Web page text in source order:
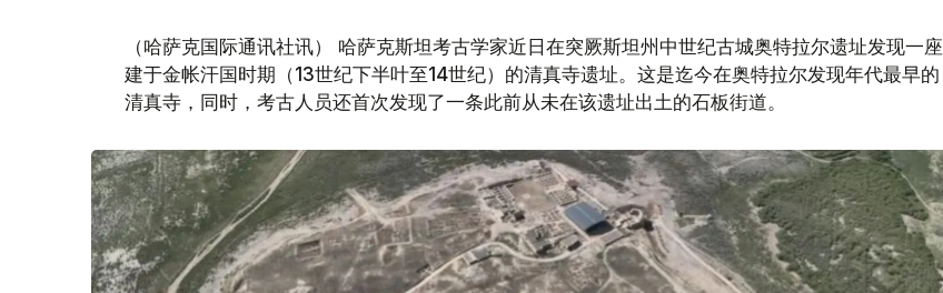
（哈萨克国际通讯社讯） 哈萨克斯坦考古学家近日在突厥斯坦州中世纪古城奥特拉尔遗址发现一座
建于金帐汗国时期（13世纪下半叶至14世纪）的清真寺遗址。这是迄今在奥特拉尔发现年代最早的
清真寺，同时，考古人员还首次发现了一条此前从未在该遗址出土的石板街道。